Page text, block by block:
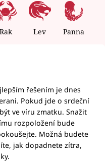
Rak Lev Panna
řešením je dnes
Pokud jde o srdeční
ve víru zmatku. Snažit
rozpoložení bude
Možná budete
jak dopadnete zítra,